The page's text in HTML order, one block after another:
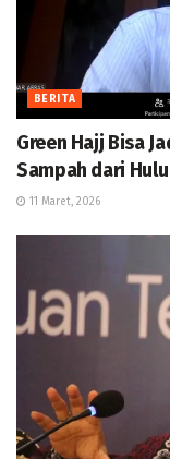
BERITA
Green Hajj Bisa
Sampah dari Hulu
11 Maret, 2026